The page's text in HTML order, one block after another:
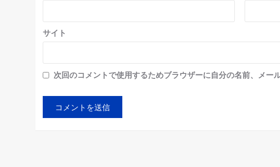
サイト
次回のコメントで使用するためブラウザーに自分の名前、メー